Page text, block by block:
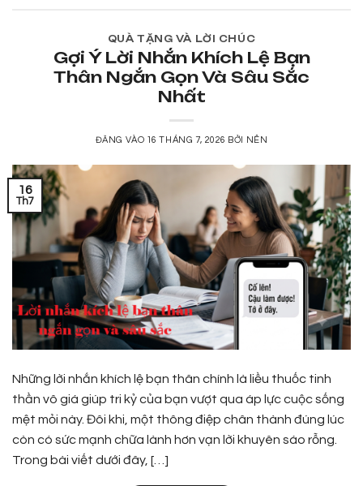
QUÀ TẶNG VÀ LỜI CHÚC
Gợi Ý Lời Nhắn Khích Lệ Bạn
Thân Ngắn Gọn Và Sâu Sắc
Nhất
ĐĂNG VÀO 16 THÁNG 7, 2026 BỞI NÊN
16
Th7
Những lời nhắn khích lệ bạn thân chính là liều thuốc tinh
thần vô giá giúp tri kỷ của bạn vượt qua áp lực cuộc sống
mệt mỏi này. Đôi khi, một thông điệp chân thành đúng lúc
còn có sức mạnh chữa lành hơn vạn lời khuyên sáo rỗng.
Trong bài viết dưới đây, […]